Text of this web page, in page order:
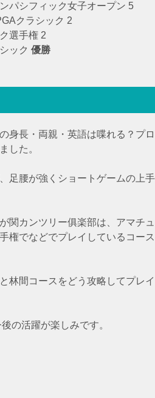
パシフィック女子オープン 5
クラシック 2
選手権 2
ック 優勝
身長・両親・英語は喋れる？プロ
した。
足腰が強くショートゲームの上手
関カンツリー俱楽部は、アマチュ
権でなどでプレイしているコース
林間コースをどう攻略してプレイ
の活躍が楽しみです。